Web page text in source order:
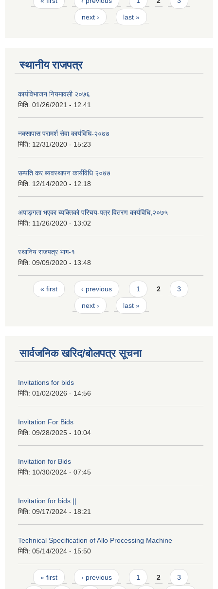
next › last »
स्थानीय राजपत्र
कार्यविभाजन नियमावली २०७६
मिति: 01/26/2021 - 12:41
नक्सापास परामर्श सेवा कार्यविधि-२०७७
मिति: 12/31/2020 - 15:23
सम्पति कर ब्यवस्थापन कार्यविधि २०७७
मिति: 12/14/2020 - 12:18
अपाङ्गता भएका ब्यक्तिको परिचय-पत्र वितरण कार्यविधि,२०७५
मिति: 11/26/2020 - 13:02
स्थानिय राजपत्र भाग-१
मिति: 09/09/2020 - 13:48
Pages
« first ‹ previous 1 2 3
next › last »
सार्वजनिक खरिद/बोलपत्र सूचना
Invitations for bids
मिति: 01/02/2026 - 14:56
Invitation For Bids
मिति: 09/28/2025 - 10:04
Invitation for Bids
मिति: 10/30/2024 - 07:45
Invitation for bids ||
मिति: 09/17/2024 - 18:21
Technical Specification of Allo Processing Machine
मिति: 05/14/2024 - 15:50
Pages
« first ‹ previous 1 2 3